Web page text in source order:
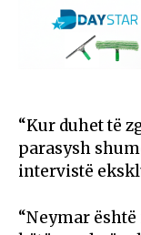
“Kur duhet të
parasysh
intervistë
“Neymar